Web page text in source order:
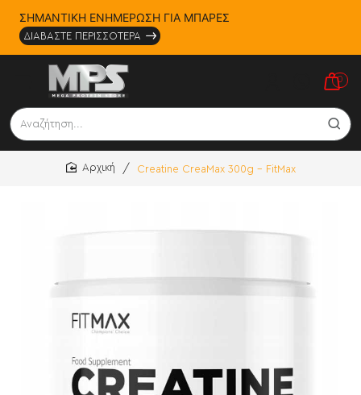
ΣΗΜΑΝΤΙΚΗ ΕΝΗΜΕΡΩΣΗ ΓΙΑ ΜΠΑΡΕΣ
ΔΙΑΒΑΣΤΕ ΠΕΡΙΣΣΟΤΕΡΑ
0
Αναζήτηση...
Creatine CreaMax 300g - FitMax